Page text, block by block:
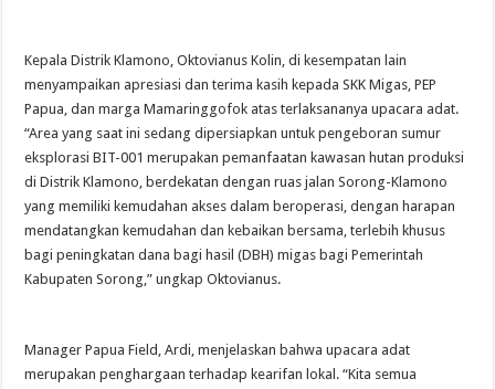
Kepala Distrik Klamono, Oktovianus Kolin, di kesempatan lain
menyampaikan apresiasi dan terima kasih kepada SKK Migas, PEP
Papua, dan marga Mamaringgofok atas terlaksananya upacara adat.
“Area yang saat ini sedang dipersiapkan untuk pengeboran sumur
eksplorasi BIT-001 merupakan pemanfaatan kawasan hutan produksi
di Distrik Klamono, berdekatan dengan ruas jalan Sorong-Klamono
yang memiliki kemudahan akses dalam beroperasi, dengan harapan
mendatangkan kemudahan dan kebaikan bersama, terlebih khusus
bagi peningkatan dana bagi hasil (DBH) migas bagi Pemerintah
Kabupaten Sorong,” ungkap Oktovianus.
Manager Papua Field, Ardi, menjelaskan bahwa upacara adat
merupakan penghargaan terhadap kearifan lokal. “Kita semua